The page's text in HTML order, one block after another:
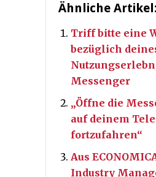
Ähnliche Artikel:
Triff bitte eine
bezüglich
Messenger
„Öffne die
auf deinem
fortzufahren“
Aus
Industry